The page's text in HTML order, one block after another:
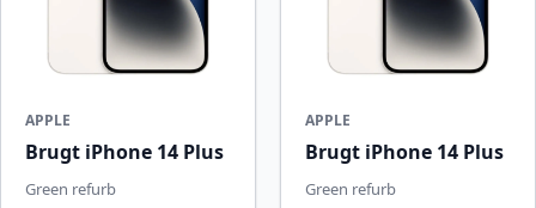
APPLE
Brugt iPhone 14 Plus
Green refurb
APPLE
Brugt iPhone 14 Plus
Green refurb